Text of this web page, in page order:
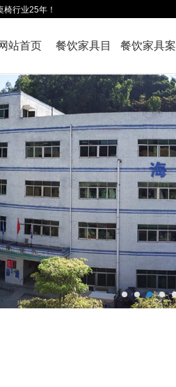
行业25年！
站首页 餐饮家具目 餐饮家具案
例